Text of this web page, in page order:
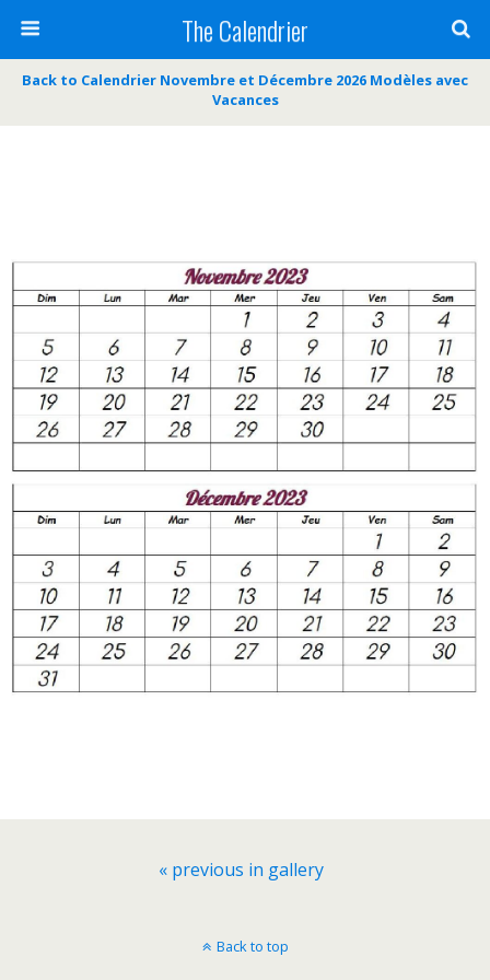
The Calendrier
Back to Calendrier Novembre et Décembre 2026 Modèles avec
Vacances
« previous in gallery
Back to top